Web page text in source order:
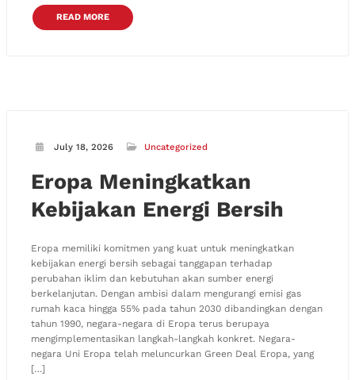
READ MORE
July 18, 2026 Uncategorized
Eropa Meningkatkan
Kebijakan Energi Bersih
Eropa memiliki komitmen yang kuat untuk meningkatkan
kebijakan energi bersih sebagai tanggapan terhadap
perubahan iklim dan kebutuhan akan sumber energi
berkelanjutan. Dengan ambisi dalam mengurangi emisi gas
rumah kaca hingga 55% pada tahun 2030 dibandingkan dengan
tahun 1990, negara-negara di Eropa terus berupaya
mengimplementasikan langkah-langkah konkret. Negara-
negara Uni Eropa telah meluncurkan Green Deal Eropa, yang
[…]